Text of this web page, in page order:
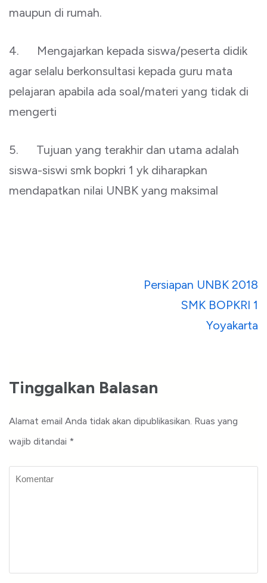
maupun di rumah.
4. Mengajarkan kepada siswa/peserta didik
agar selalu berkonsultasi kepada guru mata
pelajaran apabila ada soal/materi yang tidak di
mengerti
5. Tujuan yang terakhir dan utama adalah
siswa-siswi smk bopkri 1 yk diharapkan
mendapatkan nilai UNBK yang maksimal
Persiapan UNBK 2018
SMK BOPKRI 1
Yoyakarta
Tinggalkan Balasan
Alamat email Anda tidak akan dipublikasikan. Ruas yang
wajib ditandai *
Komentar